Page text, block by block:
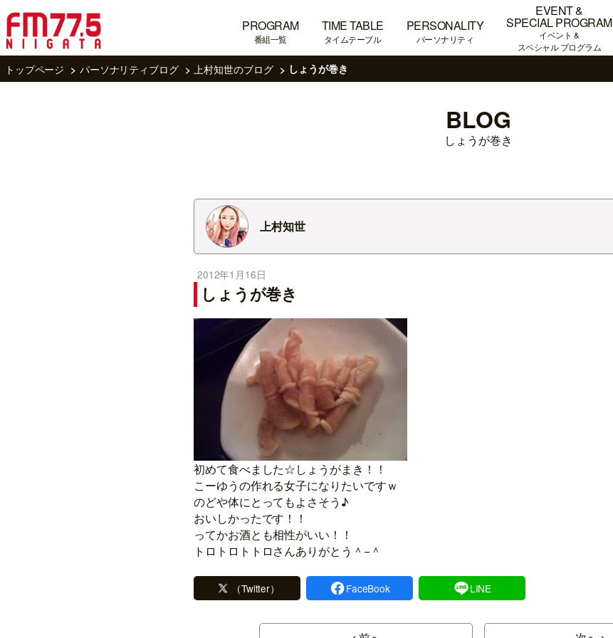
PROGRAM
番組一覧
TIME TABLE
タイムテーブル
PERSONALITY
パーソナリティ
EVENT &
SPECIAL PROGRAM
イベント &
スペシャル プログラム
トップページ
パーソナリティブログ 上村知世のブログ しょうが巻き
BLOG
しょうが巻き
上村知世
2012年1月16日
しょうが巻き
初めて食べました☆しょうがまき！！
こーゆうの作れる女子になりたいですｗ
のどや体にとってもよさそう♪
おいしかったです！！
ってかお酒とも相性がいい！！
トロトロトトロさんありがとう＾−＾
（Twitter） FaceBook LINE